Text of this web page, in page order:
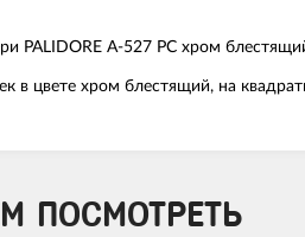
PALIDORE A-527 PC хром
в цвете хром блестящий, на
ПОСМОТРЕТЬ